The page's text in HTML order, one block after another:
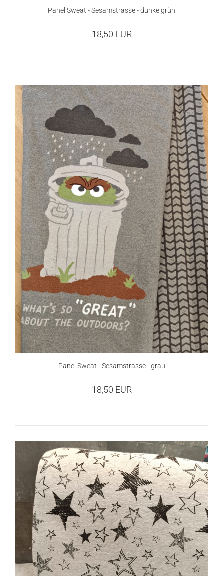
Panel Sweat - Sesamstrasse - dunkelgrün
18,50 EUR
Panel Sweat - Sesamstrasse - grau
18,50 EUR